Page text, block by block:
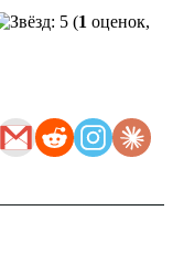
(1 оценок,